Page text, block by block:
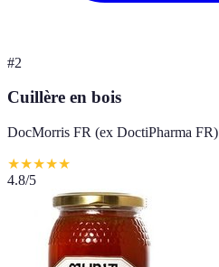
#2
Cuillère en bois
DocMorris FR (ex DoctiPharma FR)
★★★★★
4.8/5